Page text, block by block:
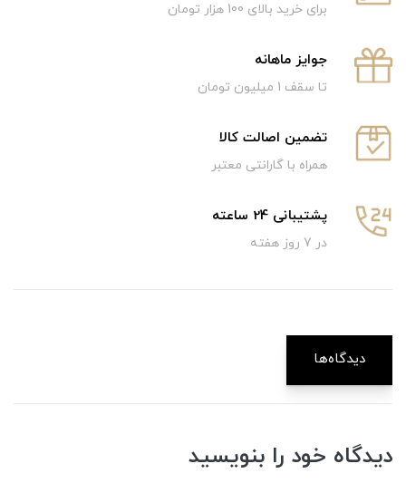
برای خرید بالای 100 هزار تومان
جوایز ماهانه
تا سقف 1 میلیون تومان
تضمین اصالت کالا
همراه با گارانتی معتبر
پشتیبانی 24 ساعته
در 7 روز هفته
دیدگاه‌ها
دیدگاه خود را بنویسید